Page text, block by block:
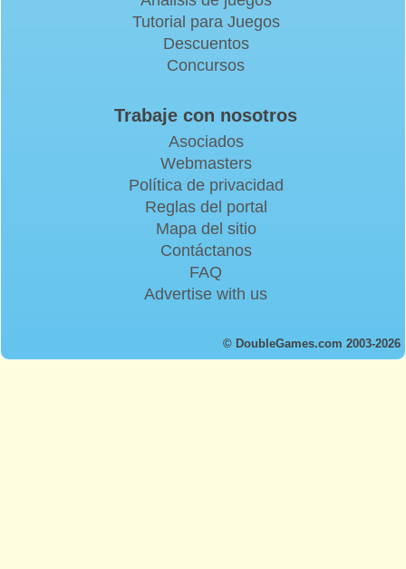
Tutorial para Juegos
Descuentos
Concursos
Trabaje con nosotros
Asociados
Webmasters
Política de privacidad
Reglas del portal
Mapa del sitio
Contáctanos
FAQ
Advertise with us
© DoubleGames.com 2003-2026